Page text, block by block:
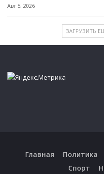
Авг 5, 2026
ЗАГРУЗИТЬ
Главная Политика
Спорт